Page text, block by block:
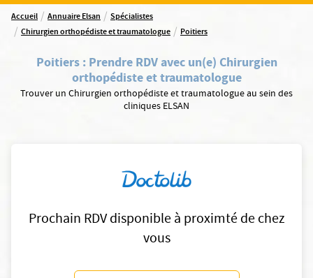
Accueil / Annuaire Elsan / Spécialistes
/ Chirurgien orthopédiste et traumatologue / Poitiers
Poitiers: Prendre RDV avec un(e) Chirurgien
orthopédiste et traumatologue
Trouver un Chirurgien orthopédiste et traumatologue au sein des
cliniques ELSAN
Prochain RDV disponible à proximté de chez
vous